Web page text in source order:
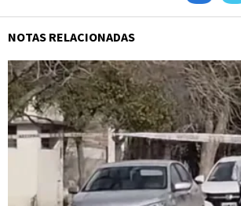
NOTAS RELACIONADAS